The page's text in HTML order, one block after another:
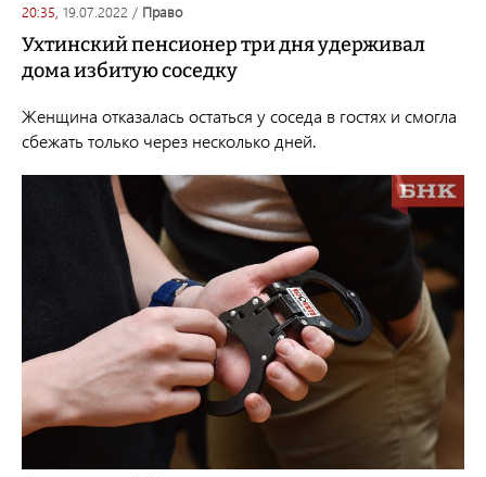
20:35, 19.07.2022 / право
Ухтинский пенсионер три дня удерживал
дома избитую соседку
Женщина отказалась остаться у соседа в гостях и смогла
сбежать только через несколько дней.